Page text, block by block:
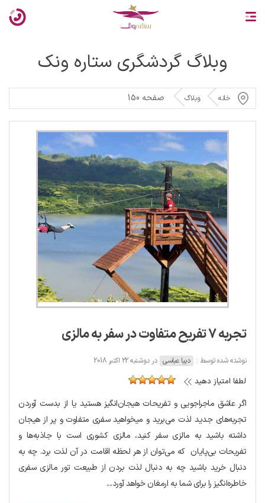
وبلاگ گردشگری ستاره ونک
خانه وبلاگ صفحه 150
تجربه 7 تفریح متفاوت در سفر به مالزی
نوشته شده توسط : دیبا عباسی در دوشنبه 22 اکتبر 2018
لطفا امتیاز دهید
اگر عاشق ماجراجویی و تفریحات هیجان‌انگیز هستید یا از بدست آوردن
تجربه‌های جدید لذت می‌برید و میخواهید سفری متفاوت و پر از هیجان
داشته باشید به مالزی سفر کنید، مالزی کشوری است با جاذبه‌ها و
تفریحات بی‌پایان که می‌توان از هر لحظه اقامت در آن لذت برد. چه به
دنبال خرید باشید چه به دنبال لذت بردن از طبیعت تور مالزی سفری
خاطره‌انگیز را برای شما به ارمغان خواهد آورد....